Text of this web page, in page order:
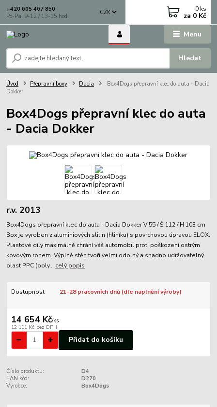
Menu
CZK
Hledat
+420 605 467 850
Po-Pá: 9-12 / 13-15 hod.
0 ks
za 0 Kč
Úvod Přepravní boxy Dacia
Box4Dogs přepravní klec do auta - Dacia
Dokker
Box4Dogs přepravní klec do auta
- Dacia Dokker
r.v. 2013
Box4Dogs přepravní klec do auta - Dacia Dokker V 55 / Š 112 / H 103 cm
Box je vyroben z aluminiových slitin (hliníku) s povrchovou úpravou ELOX.
Plastové díly maximálně chrání váš automobil proti poškození ostrým
kovovým rohem. Výplně stěn tvoří velmi odolný a snadno udržovatelný
plast PPC (poly... celý popis
Dostupnost 21-28 pracovních dnů (dle naplnění výroby)
14 654 Kč/ks
12 111 Kč bez DPH
Přidat do košíku
Číslo produktu:
D4
EAN kód:
D270
Výrobce:
Box4Dogs